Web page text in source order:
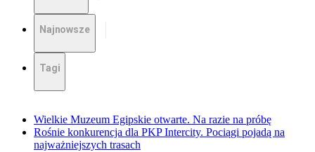
Najnowsze
Tagi
Wielkie Muzeum Egipskie otwarte. Na razie na próbę
Rośnie konkurencja dla PKP Intercity. Pociągi pojadą na
najważniejszych trasach